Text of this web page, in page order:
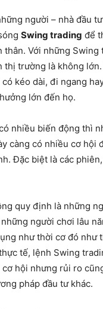
người – nhà đầu
Swing trading để
thân. Với những Swing
thị trường là không
kéo dài, đi ngang
lớn đến họ.
nhiều biến động thì
càng có nhiều cơ hội
Đặc biệt là các
quy định là những
người chơi lâu
như thời cơ đó như
tế, lệnh Swing
hội nhưng rủi ro
pháp đầu tư khác.